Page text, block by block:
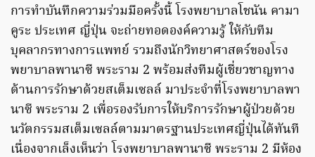
การทำบันทึกความร่วมมือครั้งนี้ โรงพยาบาลโชนัน คามา
คูระ ประเทศ ญี่ปุ่น จะถ่ายทอดองค์ความรู้ ให้กับทีม
บุคลากรทางการแพทย์ รวมถึงนักวิทยาศาสตร์ของโรง
พยาบาลพานาซี พระราม 2 พร้อมส่งทีมผู้เชี่ยวชาญทาง
ด้านการรักษาด้วยสเต็มเซลล์ มาประจำที่โรงพยาบาลพา
นาซี พระราม 2 เพื่อรองรับการให้บริการรักษาผู้ป่วยด้วย
นวัตกรรมสเต็มเซลล์ตามมาตรฐานประเทศญี่ปุ่นได้ทันที
เนื่องจากเล็งเห็นว่า โรงพยาบาลพานาซี พระราม 2 มีห้อง